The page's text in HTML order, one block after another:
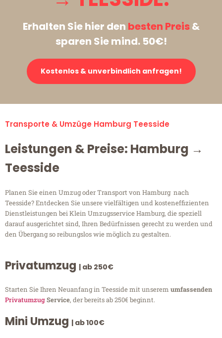
Erhalten Sie hier den besten Preis&
sparen Sie mind. 50€!
Kostenlos & unverbindlich anfragen!
Transporte & Umzüge Hamburg Teesside
Leistungen & Preise: Hamburg →
Teesside
Planen Sie einen Umzug oder Transport von Hamburg nach
Teesside? Entdecken Sie unsere vielfältigen und kosteneffizienten
Dienstleistungen bei Klein Umzugsservice Hamburg, die speziell
darauf ausgerichtet sind, Ihren Bedürfnissen gerecht zu werden und
den Übergang so reibungslos wie möglich zu gestalten.
Privatumzug | ab 250€
Starten Sie Ihren Neuanfang in Teesside mit unserem umfassenden
PrivatumzugService, der bereits ab 250€ beginnt.
Mini Umzug | ab 100€